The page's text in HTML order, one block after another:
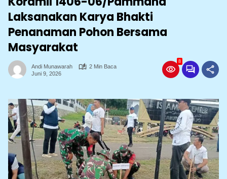
Laksanakan Karya Bhakti
Penanaman Pohon Bersama
Masyarakat
Andi Munawarah
2 Min Baca
Juni 9, 2026
8